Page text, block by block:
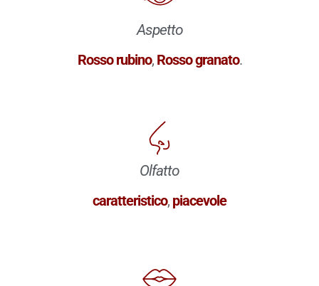
Aspetto
Rosso rubino, Rosso granato.
Olfatto
caratteristico, piacevole